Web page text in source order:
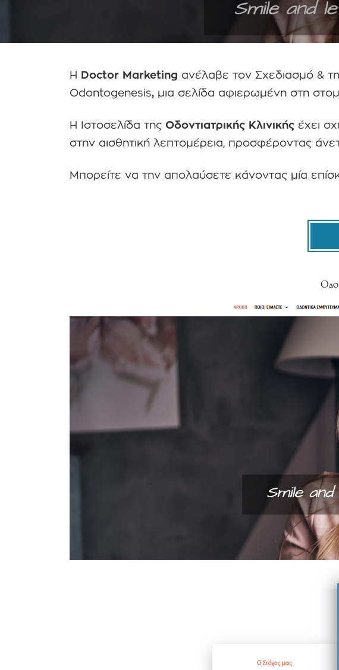
Η Doctor Marketing ανέλαβε τον Σχεδιασμό &
Odontogenesis, μια σελίδα αφιερωμένη στη
Η Ιστοσελίδα της Οδοντιατρικής Κλινικής έχει
στην αισθητική λεπτομέρεια, προσφέροντας
Μπορείτε να την απολαύσετε κάνοντας μία